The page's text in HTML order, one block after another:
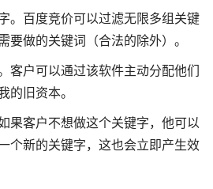
。百度竞价可以过滤无限多组关键
要做的关键词（合法的除外）。
客户可以通过该软件主动分配他们
的旧资本。
果客户不想做这个关键字，他可以
个新的关键字，这也会立即产生效